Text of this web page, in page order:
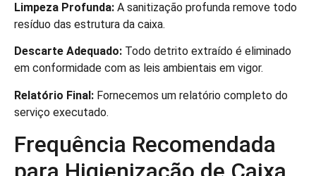
Limpeza Profunda: A sanitização profunda remove todo
resíduo das estrutura da caixa.
Descarte Adequado: Todo detrito extraído é eliminado
em conformidade com as leis ambientais em vigor.
Relatório Final: Fornecemos um relatório completo do
serviço executado.
Frequência Recomendada